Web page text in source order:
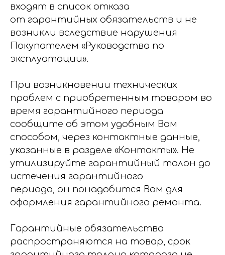
входят в список отказа
от гарантийных обязательств и не
возникли вследствие нарушения
Покупателем «Руководства по
эксплуатации».
При возникновении технических
проблем с приобретенным товаром во
время гарантийного периода
сообщите об этом удобным Вам
способом, через контактные данные,
указанные в разделе «Контакты». Не
утилизируйте гарантийный талон до
истечения гарантийного
периода, он понадобится Вам для
оформления гарантийного ремонта.
Гарантийные обязательства
распространяются на товар, срок